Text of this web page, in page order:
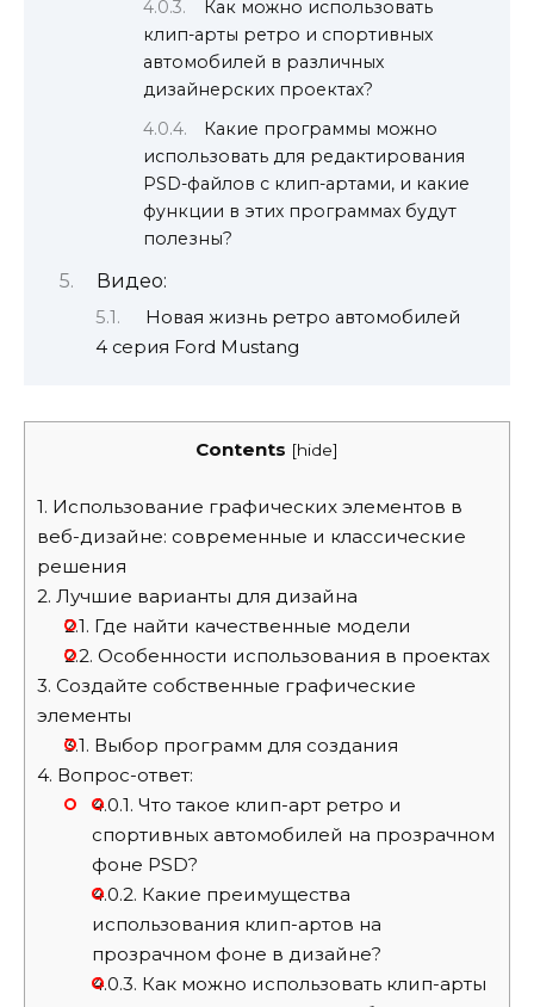
Как можно использовать
клип-арты ретро и спортивных
автомобилей в различных
дизайнерских проектах?
Какие программы можно
использовать для редактирования
PSD-файлов с клип-артами, и какие
функции в этих программах будут
полезны?
Видео:
Новая жизнь ретро автомобилей
4 серия Ford Mustang
Contents [hide]
1. Использование графических элементов в
веб-дизайне: современные и классические
решения
2. Лучшие варианты для дизайна
2.1. Где найти качественные модели
2.2. Особенности использования в проектах
3. Создайте собственные графические
элементы
3.1. Выбор программ для создания
4. Вопрос-ответ:
4.0.1. Что такое клип-арт ретро и
спортивных автомобилей на прозрачном
фоне PSD?
4.0.2. Какие преимущества
использования клип-артов на
прозрачном фоне в дизайне?
4.0.3. Как можно использовать клип-арты